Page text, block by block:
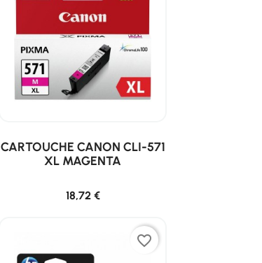
CARTOUCHE CANON CLI-571
XL MAGENTA
18,72 €
favorite_border